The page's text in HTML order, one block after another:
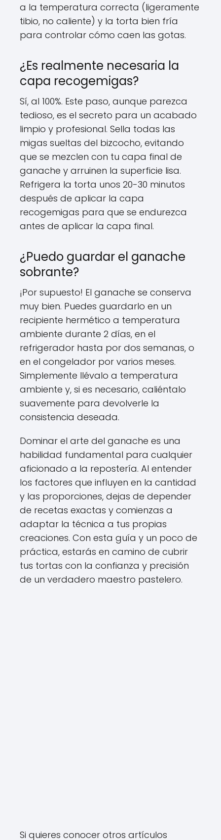
a la temperatura correcta (ligeramente
tibio, no caliente) y la torta bien fría
para controlar cómo caen las gotas.
¿Es realmente necesaria la
capa recogemigas?
Sí, al 100%. Este paso, aunque parezca
tedioso, es el secreto para un acabado
limpio y profesional. Sella todas las
migas sueltas del bizcocho, evitando
que se mezclen con tu capa final de
ganache y arruinen la superficie lisa.
Refrigera la torta unos 20-30 minutos
después de aplicar la capa
recogemigas para que se endurezca
antes de aplicar la capa final.
¿Puedo guardar el ganache
sobrante?
¡Por supuesto! El ganache se conserva
muy bien. Puedes guardarlo en un
recipiente hermético a temperatura
ambiente durante 2 días, en el
refrigerador hasta por dos semanas, o
en el congelador por varios meses.
Simplemente llévalo a temperatura
ambiente y, si es necesario, caliéntalo
suavemente para devolverle la
consistencia deseada.
Dominar el arte del ganache es una
habilidad fundamental para cualquier
aficionado a la repostería. Al entender
los factores que influyen en la cantidad
y las proporciones, dejas de depender
de recetas exactas y comienzas a
adaptar la técnica a tus propias
creaciones. Con esta guía y un poco de
práctica, estarás en camino de cubrir
tus tortas con la confianza y precisión
de un verdadero maestro pastelero.
Si quieres conocer otros artículos